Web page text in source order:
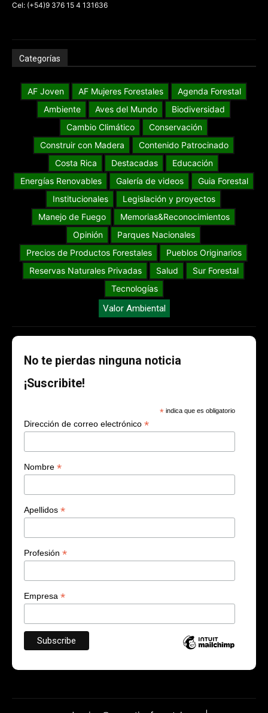
Cel: (+54)9 376 15 4 131636
Categorías
AF Joven AF Mujeres Forestales
Agenda Forestal
Ambiente
Aves del Mundo
Biodiversidad
Cambio Climático
Conservación
Construir con Madera
Contenido Patrocinado
Costa Rica
Destacadas
Educación
Energías Renovables
Galería de videos
Guia Forestal
Institucionales
Legislación y proyectos
Manejo de Fuego
Memorias&Reconocimientos
Opinión
Parques Nacionales
Precios de Productos Forestales
Pueblos Originarios
Reservas Naturales Privadas
Salud
Sur Forestal
Tecnologías
Valor Ambiental
No te pierdas ninguna noticia
¡Suscribite!
* indica que es obligatorio
Dirección de correo electrónico *
Nombre *
Apellidos *
Profesión *
Empresa *